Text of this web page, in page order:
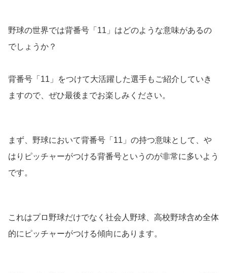
野球の世界では背番号「11」はどのような意味があるの
でしょうか？
背番号「11」をつけて大活躍した選手もご紹介していき
ますので、ぜひ最後までお楽しみください。
まず、野球において背番号「11」の持つ意味として、や
はりピッチャーがつける背番号というのが非常に多いよう
です。
これはプロ野球だけでなく社会人野球、高校野球含め全体
的にピッチャーがつける傾向にあります。